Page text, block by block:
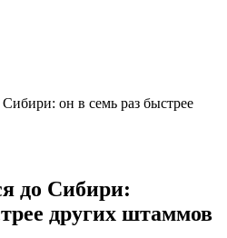
он в семь раз быстрее
до Сибири:
других штаммов